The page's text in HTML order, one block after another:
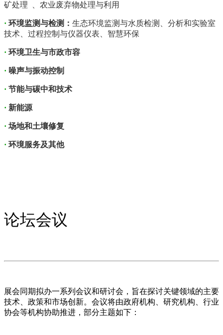
矿处理 、农业废弃物处理与利用
· 环境监测与检测 ： 生态环境监测与水质检测、分析和实验室
技术、过程控制与仪器仪表、智慧环保
· 环境卫生与市政市容
· 噪声与振动控制
· 节能与碳中和技术
· 新能源
· 场地和土壤修复
· 环境服务及其他
论坛会议
展会同期拟办一系列会议和研讨会，旨在探讨关键领域的主要
技术、政策和市场创新。会议将由政府机构、研究机构、行业
协会等机构协助推进，部分主题如下：